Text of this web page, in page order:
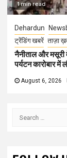
1 min read
Dehardun
ट्रेंडिंग खबरें ताज़ा
नैनीताल और मसूरी
पर्यटन कारोबार में
August 6, 2026
Search